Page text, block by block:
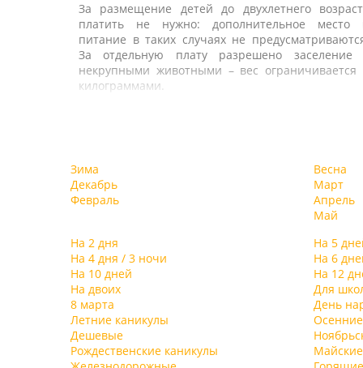
За размещение детей до двухлетнего
платить не нужно: дополнительное место
питание в таких случаях не
За отдельную плату разрешено заселение
некрупными животными – вес ограничивается
килограммами.
корпусами – один из трех баров, другой бар – на
крыше восьмого этажа одного из корпусов, третий
– в spa-центре.
В распоряжении туристов – 3 открытых бассейна
(пресных) климатических (не
работают в летний период. И
подогреваемый 50-метровый «морской»
для межсезонья.
В spa-комплексе – 4 вида бани: хамам,
римская русская. Отдыхающие
воспользоваться гидромассажем
комфортабельном джакузи.
Зима
Декабрь
Февраль
Весна
Март
Апрель
Май
На 2 дня
На 5
На 4 дня / 3 ночи
На 6
На 10 дней
На 12
На двоих
Для
8 марта
День
Летние каникулы
Дешевые
Рождественские каникулы